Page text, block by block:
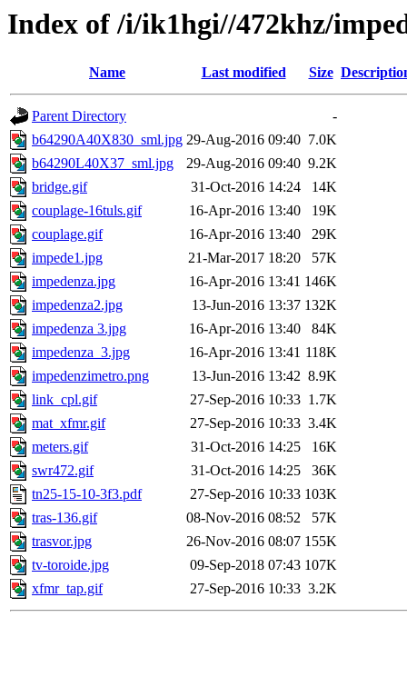
Index of /i/ik1hgi//472khz/
Name Last modified Size
Parent Directory
-
b64290A40X830_sml.jpg 29-Aug-2016 09:40 7.0K
b64290L40X37_sml.jpg
29-Aug-2016 09:40 9.2K
bridge.gif
31-Oct-2016 14:24
14K
couplage-16tuls.gif
16-Apr-2016 13:40
19K
couplage.gif
16-Apr-2016 13:40
29K
impede1.jpg
21-Mar-2017 18:20
57K
impedenza.jpg
16-Apr-2016 13:41 146K
impedenza2.jpg
13-Jun-2016 13:37 132K
impedenza 3.jpg
16-Apr-2016 13:40
84K
impedenza_3.jpg
16-Apr-2016 13:41 118K
impedenzimetro.png
13-Jun-2016 13:42 8.9K
link_cpl.gif
27-Sep-2016 10:33 1.7K
mat_xfmr.gif
27-Sep-2016 10:33 3.4K
meters.gif
31-Oct-2016 14:25
16K
swr472.gif
31-Oct-2016 14:25
36K
tn25-15-10-3f3.pdf
27-Sep-2016 10:33 103K
tras-136.gif
08-Nov-2016 08:52
57K
trasvor.jpg
26-Nov-2016 08:07 155K
tv-toroide.jpg
09-Sep-2018 07:43 107K
xfmr_tap.gif
27-Sep-2016 10:33 3.2K